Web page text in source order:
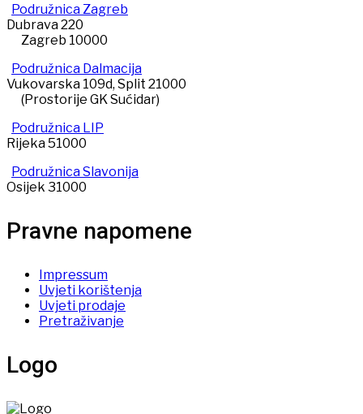
Podružnica Zagreb
Dubrava 220
Zagreb 10000
Podružnica Dalmacija
Vukovarska 109d, Split 21000
(Prostorije GK Sućidar)
Podružnica LIP
Rijeka 51000
Podružnica Slavonija
Osijek 31000
Pravne napomene
Impressum
Uvjeti korištenja
Uvjeti prodaje
Pretraživanje
Logo